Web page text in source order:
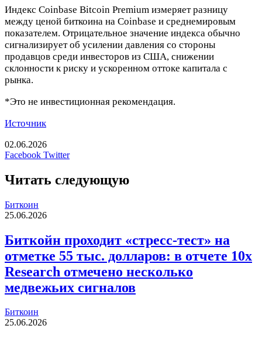
Индекс Coinbase Bitcoin Premium измеряет разницу
между ценой биткоина на Coinbase и среднемировым
показателем. Отрицательное значение индекса обычно
сигнализирует об усилении давления со стороны
продавцов среди инвесторов из США, снижении
склонности к риску и ускоренном оттоке капитала с
рынка.
*Это не инвестиционная рекомендация.
Источник
02.06.2026
Facebook TwitterLinkedIn
Tumblr
Reddit
Вконтакте
Одноклассники
Skype
Messenger
Messenger
WhatsApp
Telegram
Viber
Line
Печатать
Читать следующую
Биткоин
25.06.2026
Биткойн проходит «стресс-тест» на
отметке 55 тыс. долларов: в отчете 10x
Research отмечено несколько
медвежьих сигналов
Биткоин
25.06.2026